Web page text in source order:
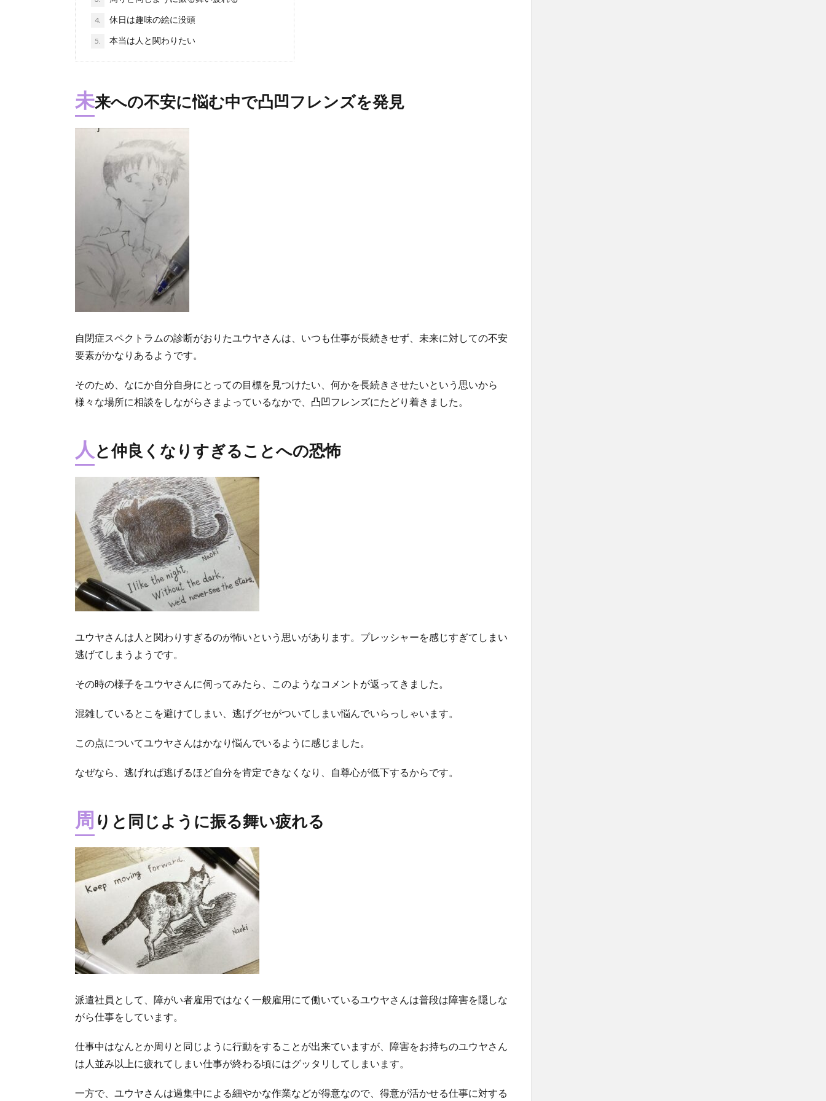
4. 休日は趣味の絵に没頭
5. 本当は人と関わりたい
未来への不安に悩む中で凸凹フレンズを発見
自閉症スペクトラムの診断がおりたユウヤさんは、いつも仕事が長続きせず、未来に対しての不安
要素がかなりあるようです。
そのため、なにか自分自身にとっての目標を見つけたい、何かを長続きさせたいという思いから
様々な場所に相談をしながらさまよっているなかで、凸凹フレンズにたどり着きました。
人 と仲良くなりすぎることへの恐怖
ユウヤさんは人と関わりすぎるのが怖いという思いがあります。プレッシャーを感じすぎてしまい
逃げてしまうようです。
その時の様子をユウヤさんに伺ってみたら、このようなコメントが返ってきました。
混雑しているとこを避けてしまい、逃げグセがついてしまい悩んでいらっしゃいます。
この点についてユウヤさんはかなり悩んでいるように感じました。
なぜなら、逃げれば逃げるほど自分を肯定できなくなり、自尊心が低下するからです。
周 りと同じように振る舞い疲れる
派遣社員として、障がい者雇用ではなく一般雇用にて働いているユウヤさんは普段は障害を隠しな
がら仕事をしています。
仕事中はなんとか周りと同じように行動をすることが出来ていますが、障害をお持ちのユウヤさん
は人並み以上に疲れてしまい仕事が終わる頃にはグッタリしてしまいます。
一方で、ユウヤさんは過集中による細やかな作業などが得意なので、得意が活かせる仕事に対する